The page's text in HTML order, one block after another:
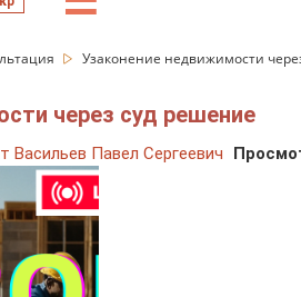
Узаконение недвижимости
через суд решение
Васильев Павел Сергеевич